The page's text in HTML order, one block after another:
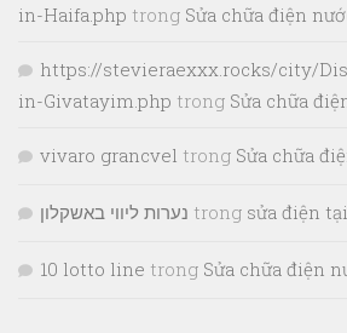
in-Haifa.php trong Sửa chữa điện
https://stevieraexxx.rocks/city/
in-Givatayim.php trong Sửa chữa
vivaro grancvel trong Sửa chữa
נערות ליווי באשקלון trong sửa điện
10 lotto line trong Sửa chữa điện